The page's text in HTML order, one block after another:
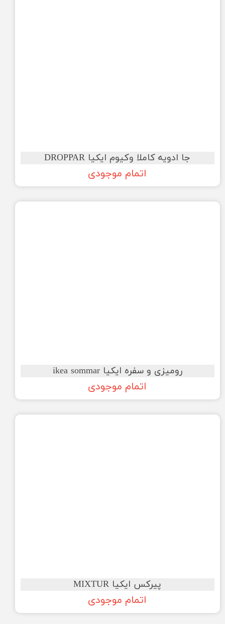
جا ادویه کاملا وکیوم ایکیا DROPPAR
اتمام موجودی
رومیزی و سفره ایکیا ikea sommar
اتمام موجودی
پیرکس ایکیا MIXTUR
اتمام موجودی